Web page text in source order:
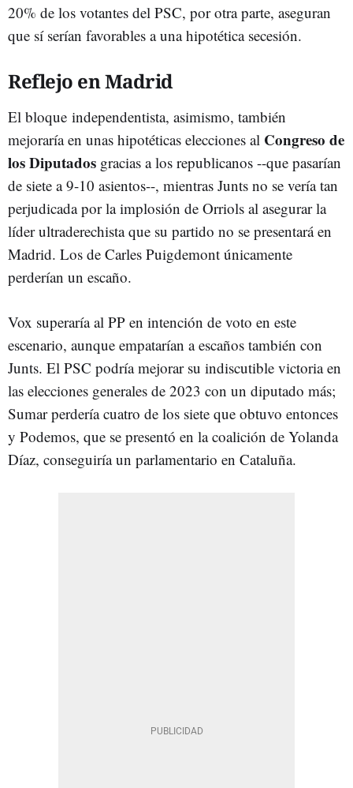
20% de los votantes del PSC, por otra parte, aseguran
que sí serían favorables a una hipotética secesión.
Reflejo en Madrid
El bloque independentista, asimismo, también
mejoraría en unas hipotéticas elecciones al Congreso de
los Diputados gracias a los republicanos --que pasarían
de siete a 9-10 asientos--, mientras Junts no se vería tan
perjudicada por la implosión de Orriols al asegurar la
líder ultraderechista que su partido no se presentará en
Madrid. Los de Carles Puigdemont únicamente
perderían un escaño.
Vox superaría al PP en intención de voto en este
escenario, aunque empatarían a escaños también con
Junts. El PSC podría mejorar su indiscutible victoria en
las elecciones generales de 2023 con un diputado más;
Sumar perdería cuatro de los siete que obtuvo entonces
y Podemos, que se presentó en la coalición de Yolanda
Díaz, conseguiría un parlamentario en Cataluña.